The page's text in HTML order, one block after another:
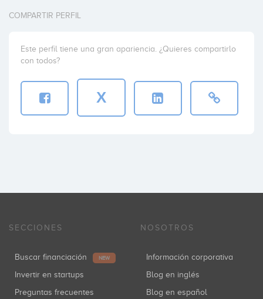
COMPARTIR PERFIL
Este perfil tiene una gran apariencia. ¿Quieres compartirlo
con todos?
X
SECCIONES
Buscar financiación NEW
Invertir en startups
Preguntas frecuentes
NOSOTROS
Información corporativa
Blog en inglés
Blog en español